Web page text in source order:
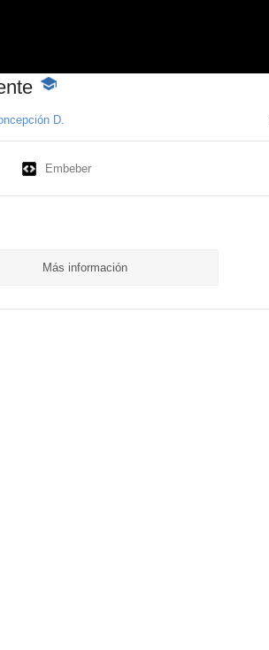
-
educativo
D.
Embeber
Más información